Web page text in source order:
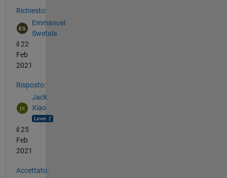
Richiesto:
Emmanuel
Swetala
il 22
Feb
2021
Risposto:
Jack
Xiao
il 25
Feb
2021
Accettato: